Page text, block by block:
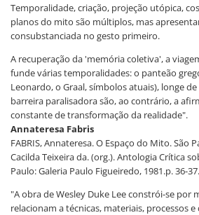
Temporalidade, criação, projeção utópica,
planos do mito são múltiplos, mas
consubstanciada no gesto primeiro.
A recuperação da 'memória coletiva', a
funde várias temporalidades: o panteão
Leonardo, o Graal, símbolos atuais), longe
barreira paralisadora são, ao contrário, a
constante de transformação da realidade".
Annateresa Fabris
FABRIS, Annateresa. O Espaço do Mito. São
Cacilda Teixeira da. (org.). Antologia Crítica
Paulo: Galeria Paulo Figueiredo, 1981.p. 36-37.
"A obra de Wesley Duke Lee constrói-se por
relacionam a técnicas, materiais, processos